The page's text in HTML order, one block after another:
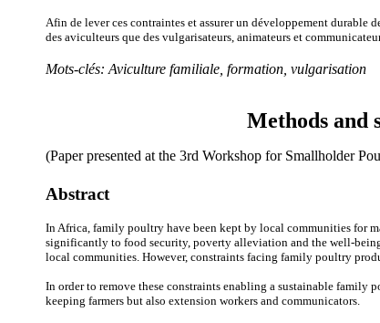
Afin de lever ces contraintes et assurer un développement
des aviculteurs que des vulgarisateurs, animateurs et
Mots-clés: Aviculture familiale, formation, vulgarisation
Methods and
(Paper presented at the 3rd Workshop for Smallholder
Abstract
In Africa, family poultry have been kept by local communities for
significantly to food security, poverty alleviation and the well-
local communities. However, constraints facing family poultry
In order to remove these constraints enabling a sustainable
keeping farmers but also extension workers and communicators.